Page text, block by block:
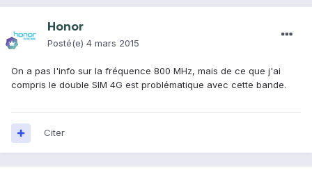
Honor
Posté(e) 4 mars 2015
On a pas l'info sur la fréquence 800 MHz, mais de ce que j'ai
compris le double SIM 4G est problématique avec cette bande.
Citer